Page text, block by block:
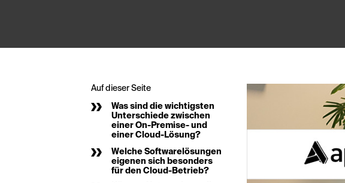
Auf dieser Seite
Was sind die wichtigsten
Unterschiede zwischen
einer On-Premise- und
einer Cloud-Lösung?
Welche Softwarelösungen
eigenen sich besonders
für den Cloud-Betrieb?